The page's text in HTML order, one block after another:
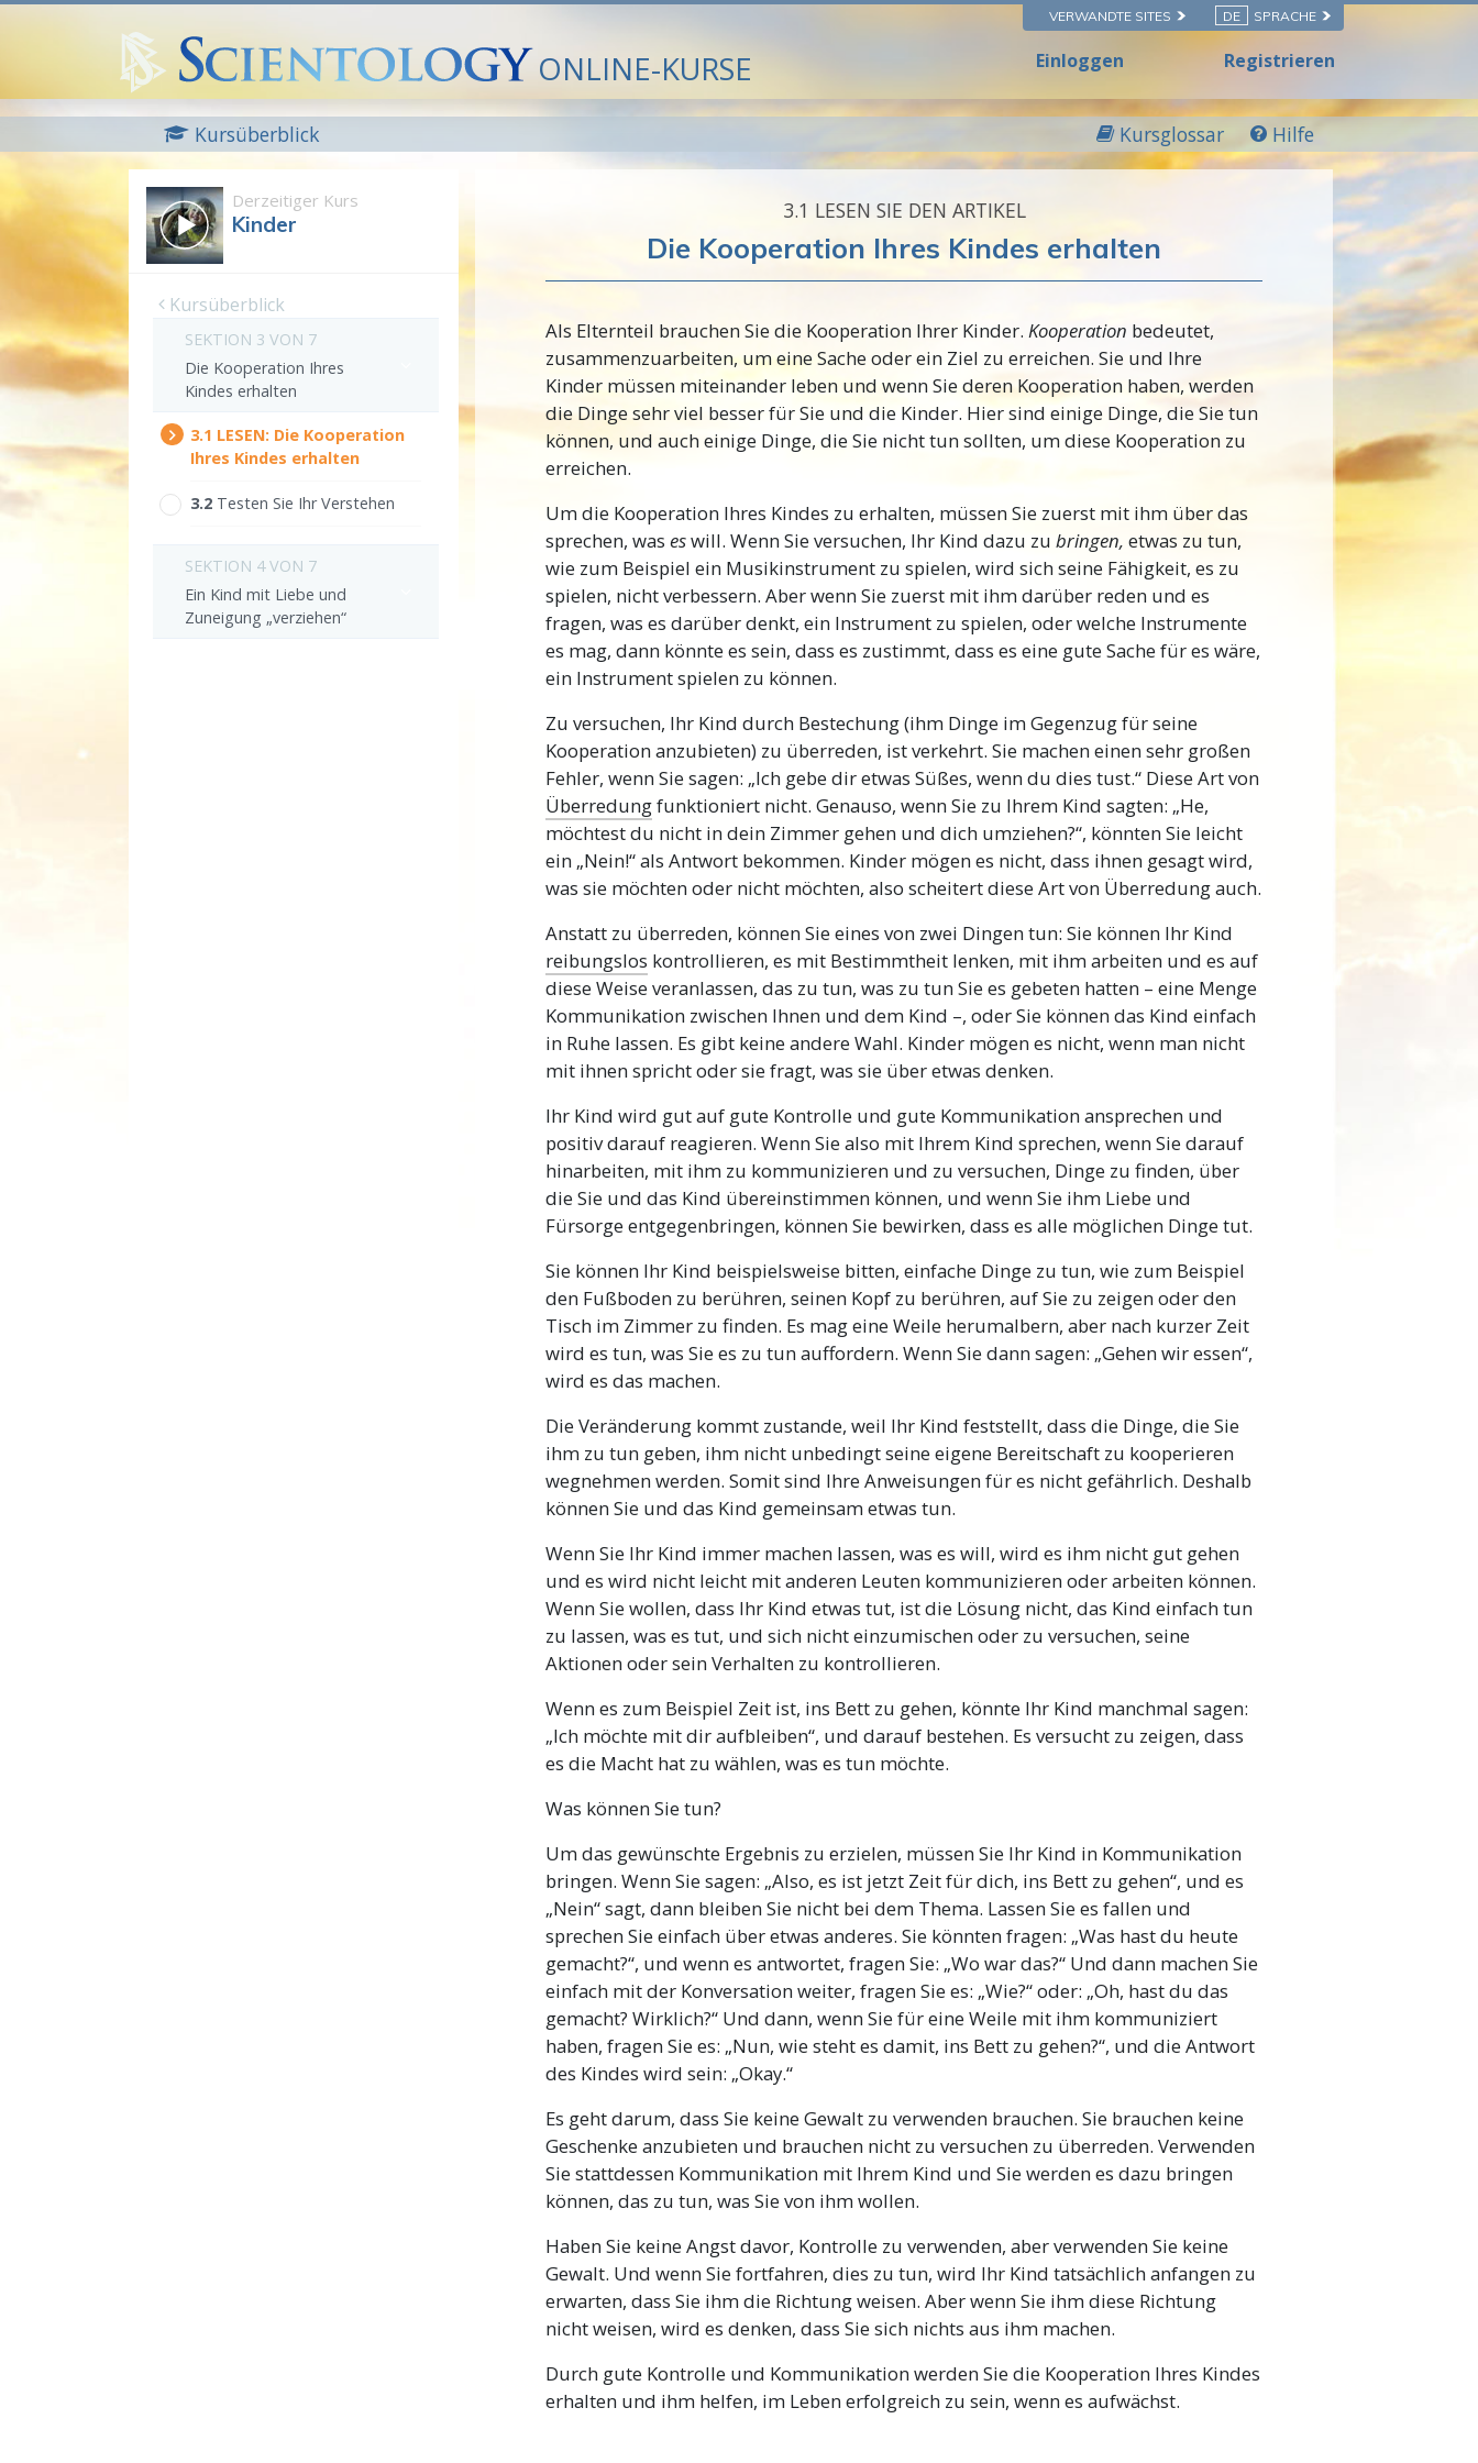
VERWANDTE SITES DE SPRACHE
ONLINE-KURSE Einloggen Registrieren
Kursüberblick Kursglossar Hilfe
Derzeitiger Kurs
Kinder
Kursüberblick
SEKTION 3 VON 7
Die Kooperation Ihres
Kindes erhalten
3.‎1 LESEN: Die Kooperation
Ihres Kindes erhalten
3.‎2 Testen Sie Ihr Verstehen
SEKTION 4 VON 7
Ein Kind mit Liebe und
Zuneigung „verziehen“
3.‎1 LESEN SIE DEN ARTIKEL
Die Kooperation Ihres Kindes erhalten
Als Elternteil brauchen Sie die Kooperation Ihrer Kinder. Kooperation bedeutet,
zusammenzuarbeiten, um eine Sache oder ein Ziel zu erreichen. Sie und Ihre
Kinder müssen miteinander leben und wenn Sie deren Kooperation haben, werden
die Dinge sehr viel besser für Sie und die Kinder. Hier sind einige Dinge, die Sie tun
können, und auch einige Dinge, die Sie nicht tun sollten, um diese Kooperation zu
erreichen.
Um die Kooperation Ihres Kindes zu erhalten, müssen Sie zuerst mit ihm über das
sprechen, was eswill. Wenn Sie versuchen, Ihr Kind dazu zu bringen, etwas zu tun,
wie zum Beispiel ein Musikinstrument zu spielen, wird sich seine Fähigkeit, es zu
spielen, nicht verbessern. Aber wenn Sie zuerst mit ihm darüber reden und es
fragen, was es darüber denkt, ein Instrument zu spielen, oder welche Instrumente
es mag, dann könnte es sein, dass es zustimmt, dass es eine gute Sache für es wäre,
ein Instrument spielen zu können.
Zu versuchen, Ihr Kind durch Bestechung (ihm Dinge im Gegenzug für seine
Kooperation anzubieten) zu überreden, ist verkehrt. Sie machen einen sehr großen
Fehler, wenn Sie sagen: „Ich gebe dir etwas Süßes, wenn du dies tust.“ Diese Art von
Überredungfunktioniert nicht. Genauso, wenn Sie zu Ihrem Kind sagten: „He,
möchtest du nicht in dein Zimmer gehen und dich umziehen?“, könnten Sie leicht
ein „Nein!“ als Antwort bekommen. Kinder mögen es nicht, dass ihnen gesagt wird,
was sie möchten oder nicht möchten, also scheitert diese Art von Überredung auch.
Anstatt zu überreden, können Sie eines von zwei Dingen tun: Sie können Ihr Kind
reibungslos kontrollieren, es mit Bestimmtheit lenken, mit ihm arbeiten und es auf
diese Weise veranlassen, das zu tun, was zu tun Sie es gebeten hatten – eine Menge
Kommunikation zwischen Ihnen und dem Kind –, oder Sie können das Kind einfach
in Ruhe lassen. Es gibt keine andere Wahl. Kinder mögen es nicht, wenn man nicht
mit ihnen spricht oder sie fragt, was sie über etwas denken.
Ihr Kind wird gut auf gute Kontrolle und gute Kommunikation ansprechen und
positiv darauf reagieren. Wenn Sie also mit Ihrem Kind sprechen, wenn Sie darauf
hinarbeiten, mit ihm zu kommunizieren und zu versuchen, Dinge zu finden, über
die Sie und das Kind übereinstimmen können, und wenn Sie ihm Liebe und
Fürsorge entgegenbringen, können Sie bewirken, dass es alle möglichen Dinge tut.
Sie können Ihr Kind beispielsweise bitten, einfache Dinge zu tun, wie zum Beispiel
den Fußboden zu berühren, seinen Kopf zu berühren, auf Sie zu zeigen oder den
Tisch im Zimmer zu finden. Es mag eine Weile herumalbern, aber nach kurzer Zeit
wird es tun, was Sie es zu tun auffordern. Wenn Sie dann sagen: „Gehen wir essen“,
wird es das machen.
Die Veränderung kommt zustande, weil Ihr Kind feststellt, dass die Dinge, die Sie
ihm zu tun geben, ihm nicht unbedingt seine eigene Bereitschaft zu kooperieren
wegnehmen werden. Somit sind Ihre Anweisungen für es nicht gefährlich. Deshalb
können Sie und das Kind gemeinsam etwas tun.
Wenn Sie Ihr Kind immer machen lassen, was es will, wird es ihm nicht gut gehen
und es wird nicht leicht mit anderen Leuten kommunizieren oder arbeiten können.
Wenn Sie wollen, dass Ihr Kind etwas tut, ist die Lösung nicht, das Kind einfach tun
zu lassen, was es tut, und sich nicht einzumischen oder zu versuchen, seine
Aktionen oder sein Verhalten zu kontrollieren.
Wenn es zum Beispiel Zeit ist, ins Bett zu gehen, könnte Ihr Kind manchmal sagen:
„Ich möchte mit dir aufbleiben“, und darauf bestehen. Es versucht zu zeigen, dass
es die Macht hat zu wählen, was es tun möchte.
Was können Sie tun?
Um das gewünschte Ergebnis zu erzielen, müssen Sie Ihr Kind in Kommunikation
bringen. Wenn Sie sagen: „Also, es ist jetzt Zeit für dich, ins Bett zu gehen“, und es
„Nein“ sagt, dann bleiben Sie nicht bei dem Thema. Lassen Sie es fallen und
sprechen Sie einfach über etwas anderes. Sie könnten fragen: „Was hast du heute
gemacht?“, und wenn es antwortet, fragen Sie: „Wo war das?“ Und dann machen Sie
einfach mit der Konversation weiter, fragen Sie es: „Wie?“ oder: „Oh, hast du das
gemacht? Wirklich?“ Und dann, wenn Sie für eine Weile mit ihm kommuniziert
haben, fragen Sie es: „Nun, wie steht es damit, ins Bett zu gehen?“, und die Antwort
des Kindes wird sein: „Okay.“
Es geht darum, dass Sie keine Gewalt zu verwenden brauchen. Sie brauchen keine
Geschenke anzubieten und brauchen nicht zu versuchen zu überreden. Verwenden
Sie stattdessen Kommunikation mit Ihrem Kind und Sie werden es dazu bringen
können, das zu tun, was Sie von ihm wollen.
Haben Sie keine Angst davor, Kontrolle zu verwenden, aber verwenden Sie keine
Gewalt. Und wenn Sie fortfahren, dies zu tun, wird Ihr Kind tatsächlich anfangen zu
erwarten, dass Sie ihm die Richtung weisen. Aber wenn Sie ihm diese Richtung
nicht weisen, wird es denken, dass Sie sich nichts aus ihm machen.
Durch gute Kontrolle und Kommunikation werden Sie die Kooperation Ihres Kindes
erhalten und ihm helfen, im Leben erfolgreich zu sein, wenn es aufwächst.